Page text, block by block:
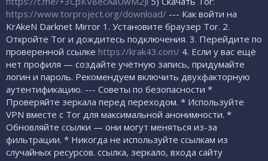
https://www.torproject.org/download/ --- Как войти на
KrAkeN Darknet Mirror 1. Установите браузер Tor. 2.
Откройте Tor и дождитесь подключения. 3. Перейдите по
проверенной ссылке https://krak43.com/ 4. Если у вас ещё
нет профиля — создайте учётную запись, придумайте
логин и пароль. Рекомендуем включить двухфакторную
аутентификацию. --- Советы по безопасности *
Проверяйте зеркала перед переходом. * Используйте
VPN вместе с Tor для максимальной анонимности. *
Обновляйте ссылки — они могут меняться из-за
фильтрации. * Никогда не используйте ссылкам из
случайных ресурсов. ссылка, зеркало, входа сайту